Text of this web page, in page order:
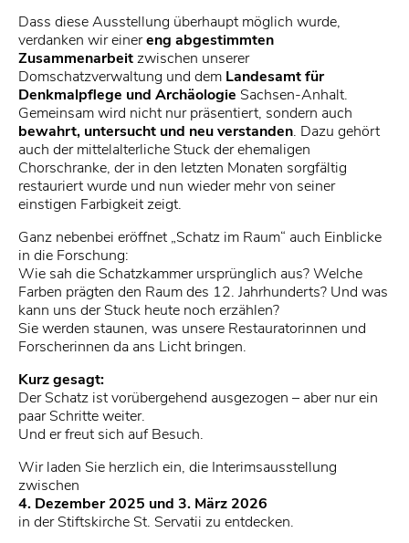
Dass diese Ausstellung überhaupt möglich wurde,
verdanken wir einereng abgestimmten
Zusammenarbeitzwischen unserer
Domschatzverwaltung und dem Landesamt für
Denkmalpflege und Archäologie Sachsen-Anhalt.
Gemeinsam wird nicht nur präsentiert, sondern auch
bewahrt, untersucht und neu verstanden. Dazu gehört
auch der mittelalterliche Stuck der ehemaligen
Chorschranke, der in den letzten Monaten sorgfältig
restauriert wurde und nun wieder mehr von seiner
einstigen Farbigkeit zeigt.
Ganz nebenbei eröffnet „Schatz im Raum“ auch Einblicke
in die Forschung:
Wie sah die Schatzkammer ursprünglich aus? Welche
Farben prägten den Raum des 12. Jahrhunderts? Und was
kann uns der Stuck heute noch erzählen?
Sie werden staunen, was unsere Restauratorinnen und
Forscherinnen da ans Licht bringen.
Kurz gesagt:
Der Schatz ist vorübergehend ausgezogen – aber nur ein
paar Schritte weiter.
Und er freut sich auf Besuch.
Wir laden Sie herzlich ein, die Interimsausstellung
zwischen
4. Dezember 2025 und 3. März 2026
in der Stiftskirche St. Servatii zu entdecken.